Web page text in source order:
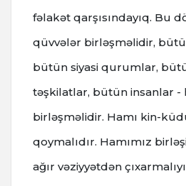
fəlakət qarşısındayıq. Bu
qüvvələr birləşməlidir,
bütün siyasi qurumlar,
təşkilatlar, bütün insanlar -
birləşməlidir. Hamı kin-
qoymalıdır. Hamımız
ağır vəziyyətdən